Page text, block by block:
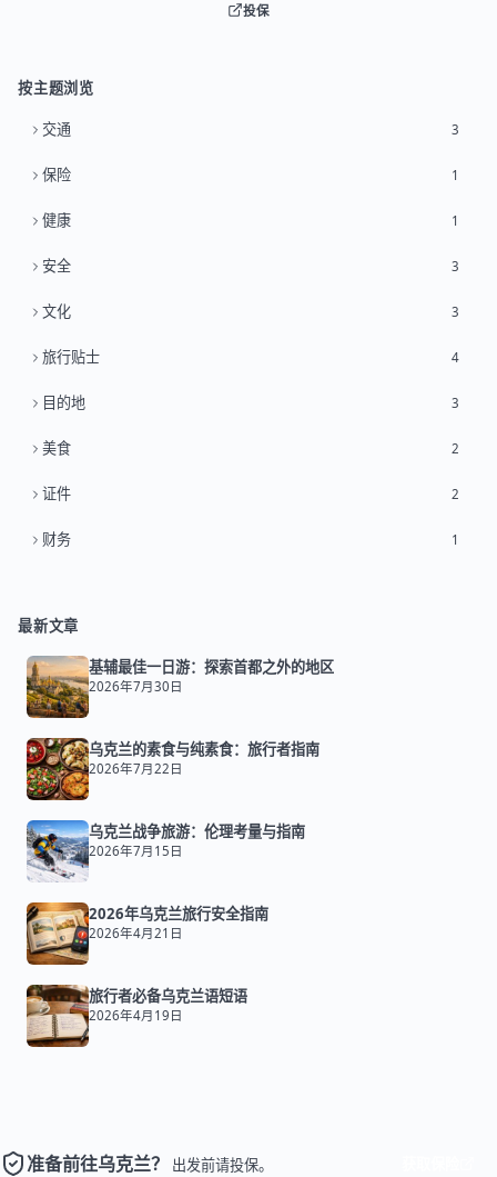
投保
按主题浏览
交通 3
保险 1
健康 1
安全 3
文化 3
旅行贴士 4
目的地 3
美食 2
证件 2
财务 1
最新文章
基辅最佳一日游：探索首都之外的地区
2026年7月30日
乌克兰的素食与纯素食：旅行者指南
2026年7月22日
乌克兰战争旅游：伦理考量与指南
2026年7月15日
2026年乌克兰旅行安全指南
2026年4月21日
旅行者必备乌克兰语短语
2026年4月19日
准备前往乌克兰？ 出发前请投保。